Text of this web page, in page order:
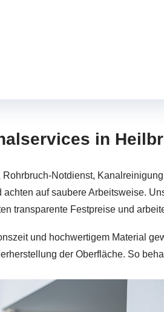
in
Notdienst,
auf saubere Arbeitsweise.
transparente Festpreise und
und hochwertigem Material
der Oberfläche. So